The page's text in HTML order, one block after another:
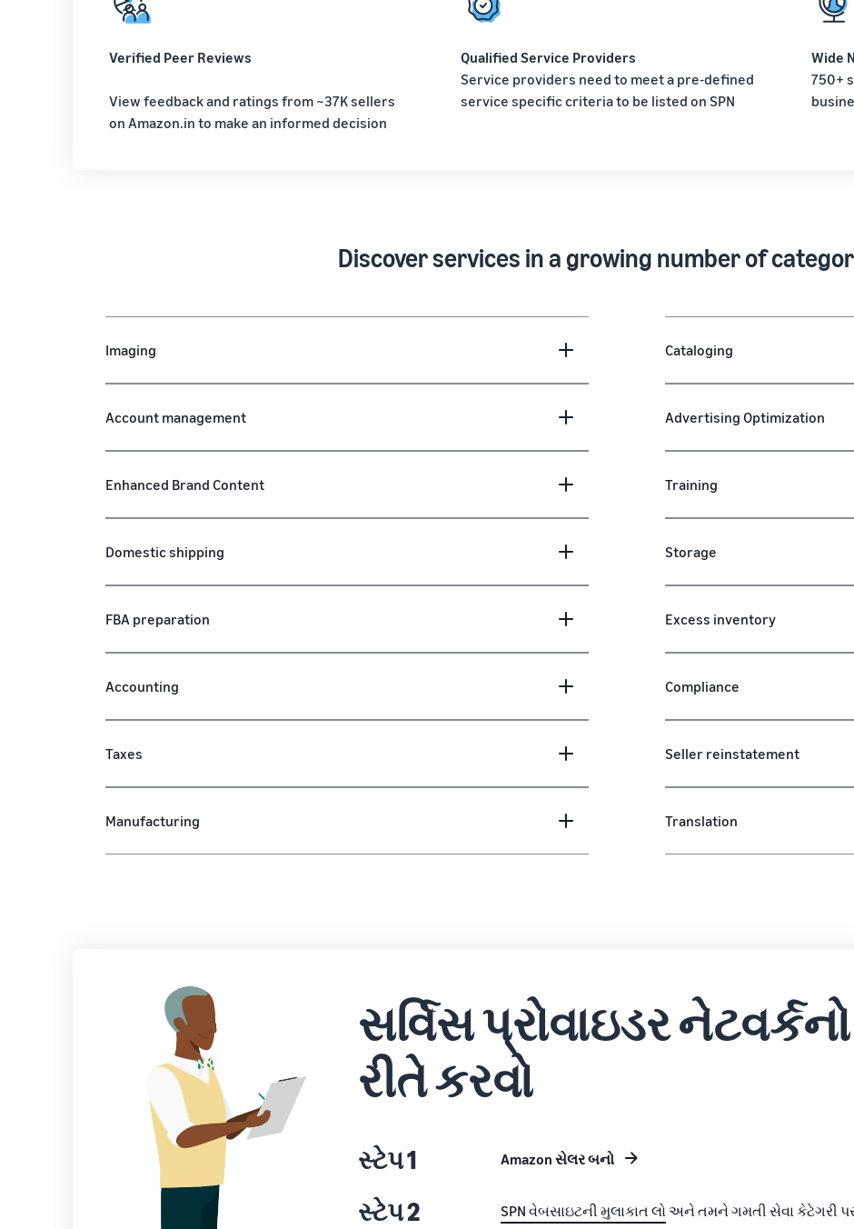
Verified Peer Reviews
View feedback and ratings from ~37K sellers
on Amazon.in to make an informed decision
Qualified Service Providers
Service providers need to meet a pre-defined
service specific criteria to be listed on SPN
Wide
750+
Discover services in a growing number of
Imaging
Account management
Enhanced Brand Content
Domestic shipping
FBA preparation
Accounting
Taxes
Manufacturing
Cataloging
Advertising Optimization
Training
Storage
Excess inventory
Compliance
Seller reinstatement
Translation
સર્વિસ પ્રોવાઇડર
રીતે કરવો
સ્ટેપ 1 Amazon સેલર બનો
સ્ટેપ 2 SPN વેબસાઇટની મુલાકાત લોઅને તમને ગમતી સેવા કેટેગરી